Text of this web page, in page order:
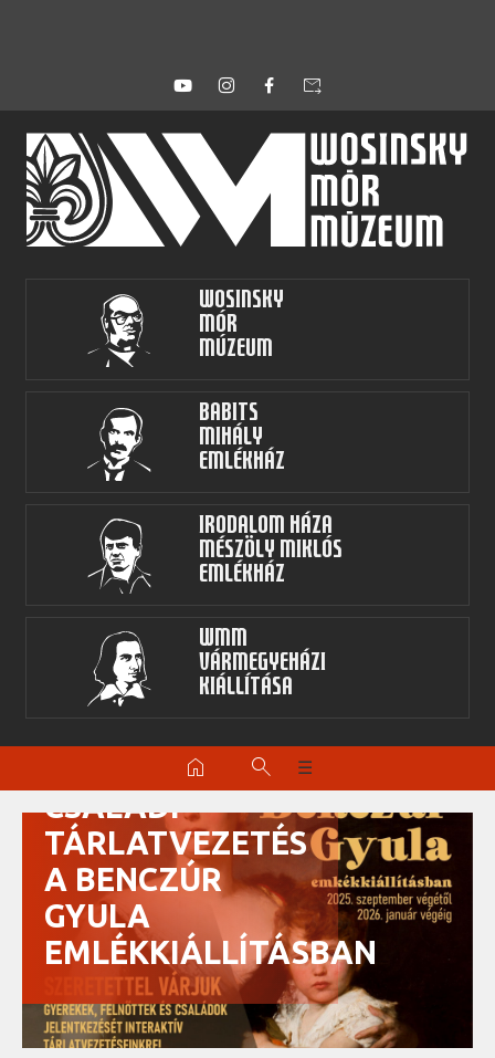
forward_to_inbox
Wosinsky
Mór
Múzeum
Babits
Mihály
Emlékház
Irodalom Háza
Mészöly Miklós
Emlékház
WMM
Vármegyeházi
kiállítása
home search ☰
INTERAKTÍV
CSALÁDI
TÁRLATVEZETÉS
A BENCZÚR
GYULA
EMLÉKKIÁLLÍTÁSBAN